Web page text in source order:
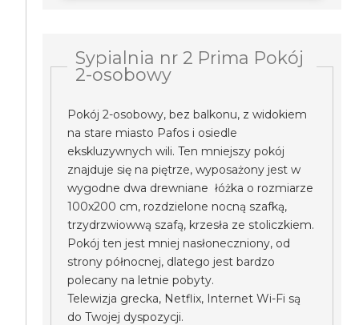
Sypialnia nr 2 Prima Pokój
2-osobowy
Pokój 2-osobowy, bez balkonu, z widokiem
na stare miasto Pafos i osiedle
ekskluzywnych wili. Ten mniejszy pokój
znajduje się na piętrze, wyposażony jest w
wygodne dwa drewniane łóżka o rozmiarze
100x200 cm, rozdzielone nocną szafką,
trzydrzwiowwą szafą, krzesła ze stoliczkiem.
Pokój ten jest mniej nasłoneczniony, od
strony północnej, dlatego jest bardzo
polecany na letnie pobyty.
Telewizja grecka, Netflix, Internet Wi-Fi są
do Twojej dyspozycji.